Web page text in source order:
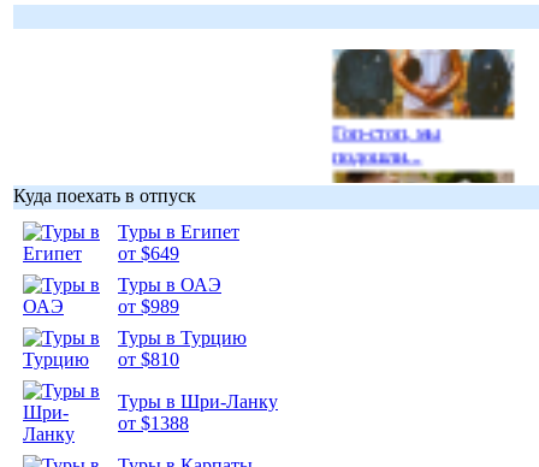
Гоп-стоп, мы
подошли...
Куда поехать в отпуск
Туры в Египет
от $649
Туры в ОАЭ
от $989
Туры в Турцию
от $810
Туры в Шри-Ланку
от $1388